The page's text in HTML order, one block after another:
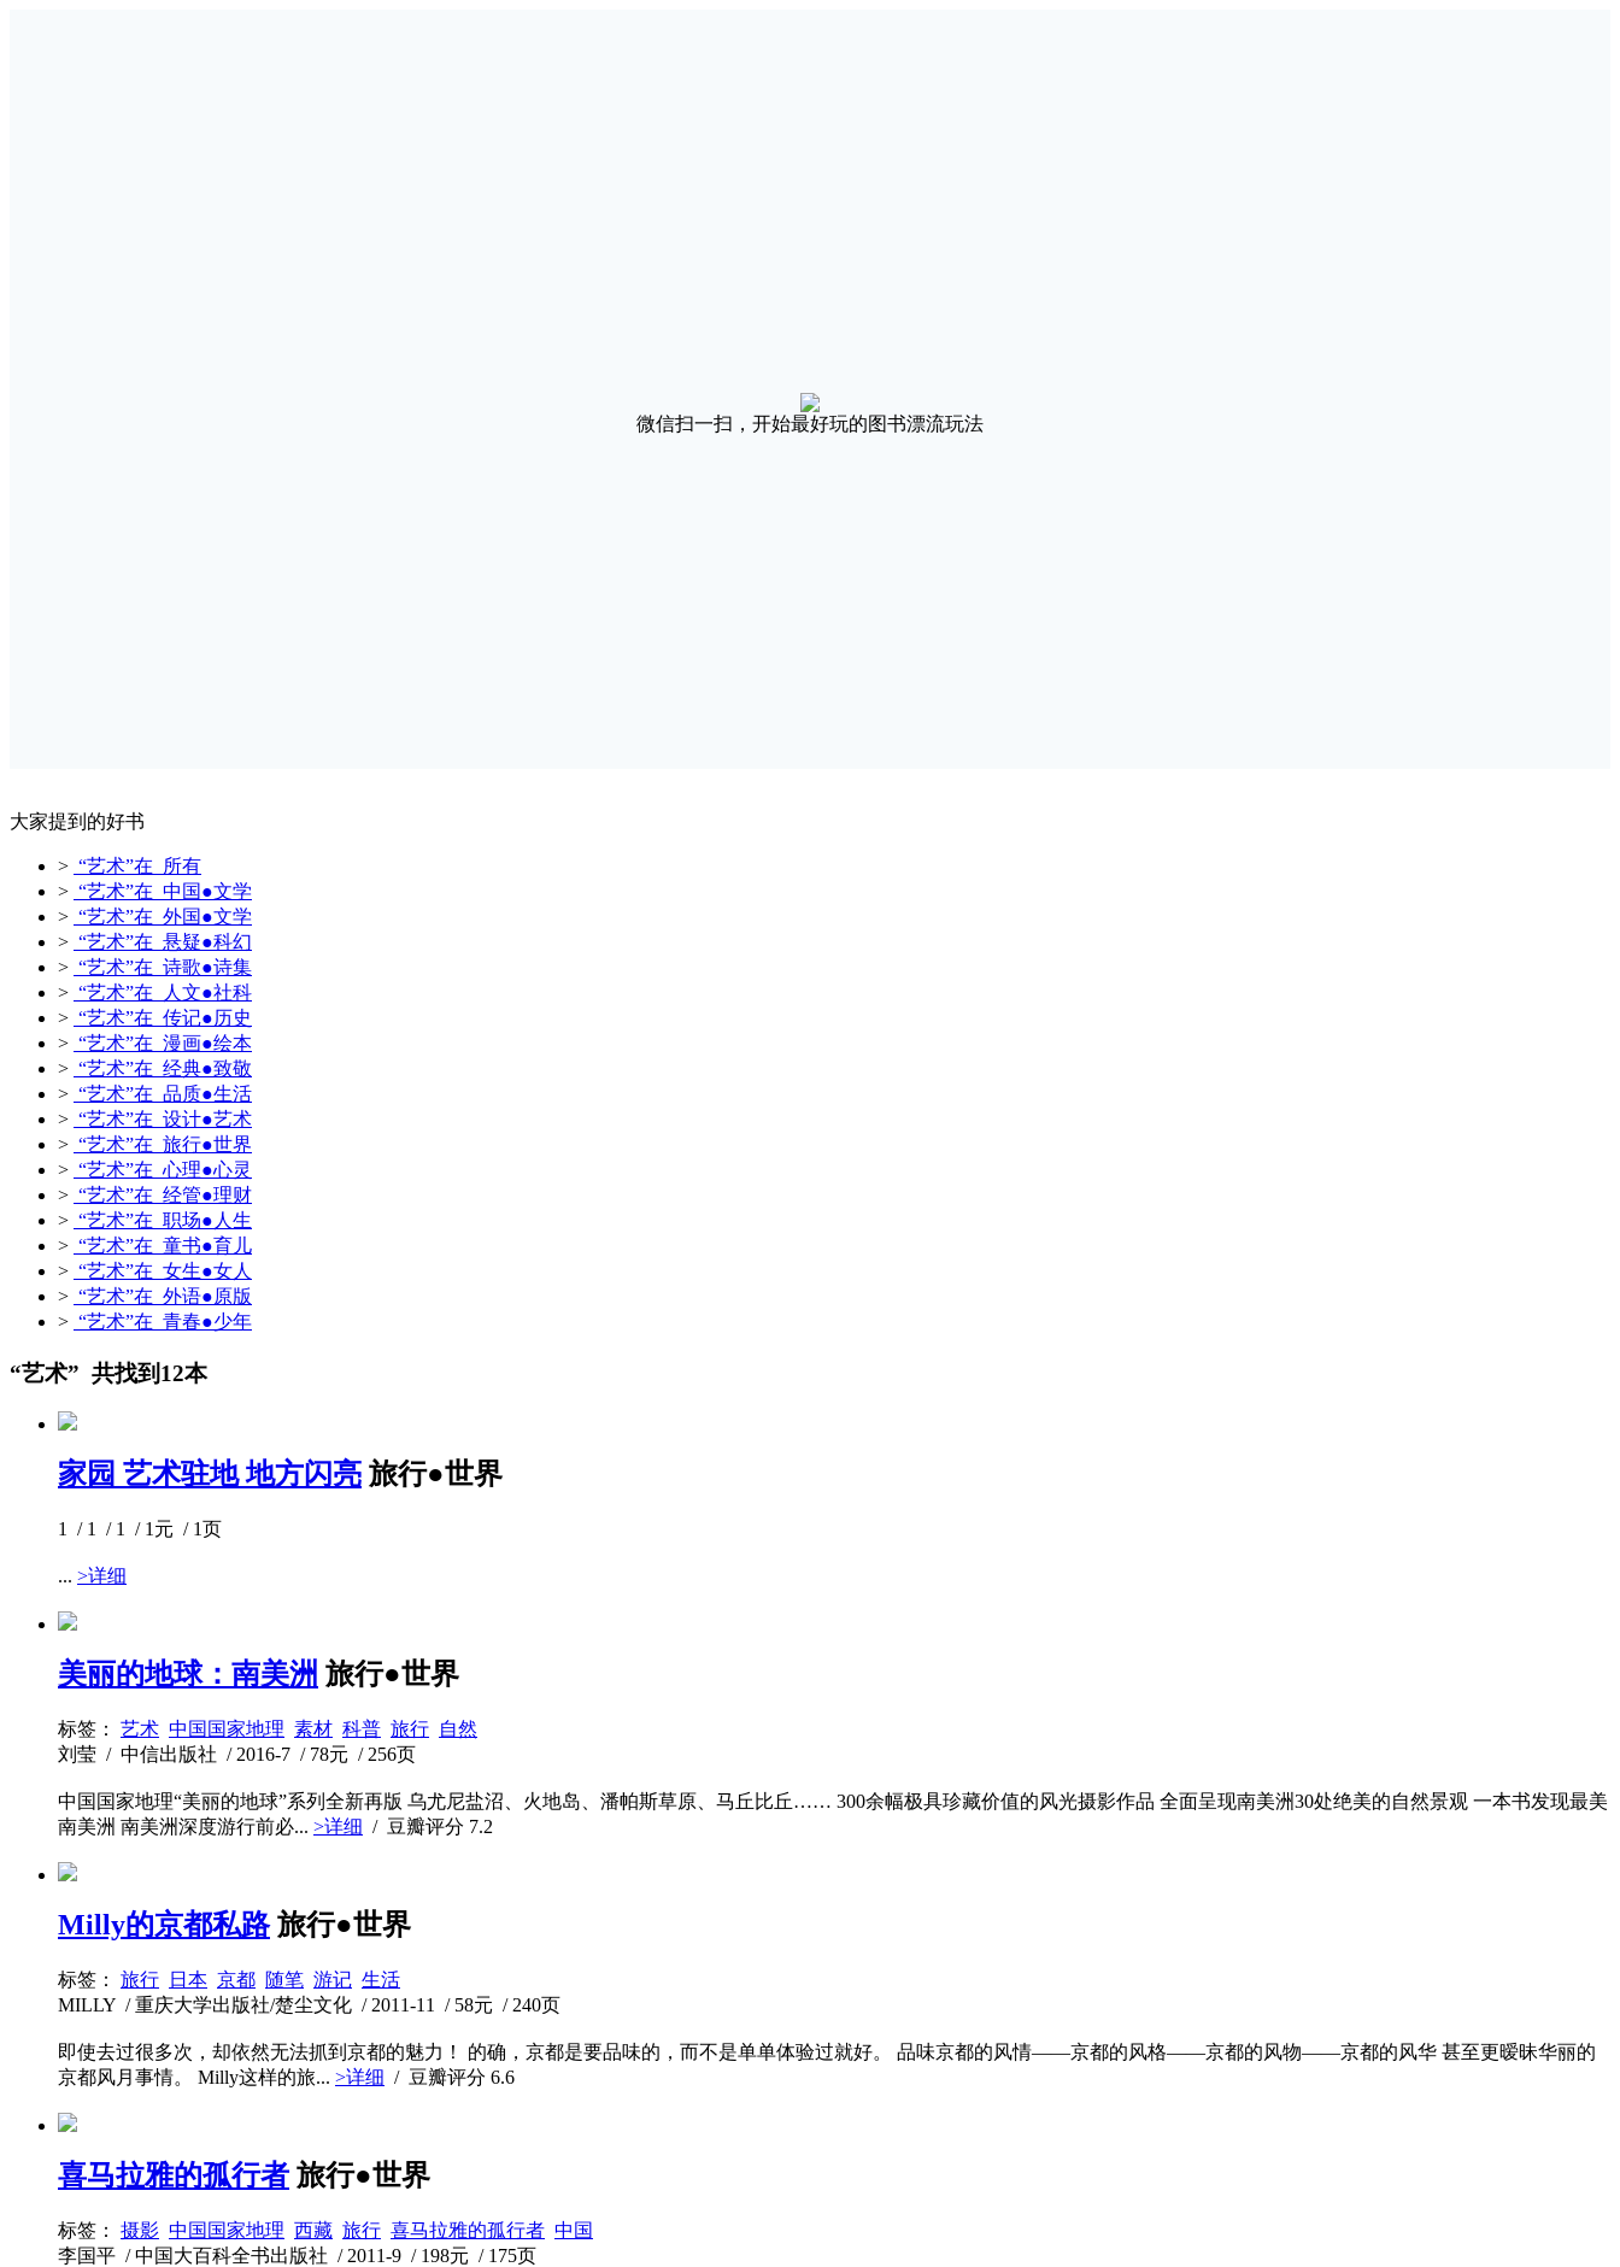
微信扫一扫，开始最好玩的图书漂流玩法
大家提到的好书
> “艺术”在 所有
> “艺术”在 中国●文学
> “艺术”在 外国●文学
> “艺术”在 悬疑●科幻
> “艺术”在 诗歌●诗集
> “艺术”在 人文●社科
> “艺术”在 传记●历史
> “艺术”在 漫画●绘本
> “艺术”在 经典●致敬
> “艺术”在 品质●生活
> “艺术”在 设计●艺术
> “艺术”在 旅行●世界
> “艺术”在 心理●心灵
> “艺术”在 经管●理财
> “艺术”在 职场●人生
> “艺术”在 童书●育儿
> “艺术”在 女生●女人
> “艺术”在 外语●原版
> “艺术”在 青春●少年
“艺术” 共找到12本
家园 艺术驻地 地方闪亮 旅行●世界
1 / 1 / 1 / 1元 / 1页
... >详细
美丽的地球：南美洲 旅行●世界
标签： 艺术 中国国家地理 素材 科普 旅行 自然
刘莹 / 中信出版社 / 2016-7 / 78元 / 256页
中国国家地理“美丽的地球”系列全新再版 乌尤尼盐沼、火地岛、潘帕斯草原、马丘比丘…… 300余幅极具珍藏价值的风光摄影作品 全面呈现南美洲30处绝美的自然景观 一本书发现最美
南美洲 南美洲深度游行前必... >详细 / 豆瓣评分 7.2
Milly的京都私路 旅行●世界
标签： 旅行 日本 京都 随笔 游记 生活
MILLY / 重庆大学出版社/楚尘文化 / 2011-11 / 58元 / 240页
即使去过很多次，却依然无法抓到京都的魅力！ 的确，京都是要品味的，而不是单单体验过就好。 品味京都的风情——京都的风格——京都的风物——京都的风华 甚至更暧昧华丽的
京都风月事情。 Milly这样的旅... >详细 / 豆瓣评分 6.6
喜马拉雅的孤行者 旅行●世界
标签： 摄影 中国国家地理 西藏 旅行 喜马拉雅的孤行者 中国
李国平 / 中国大百科全书出版社 / 2011-9 / 198元 / 175页